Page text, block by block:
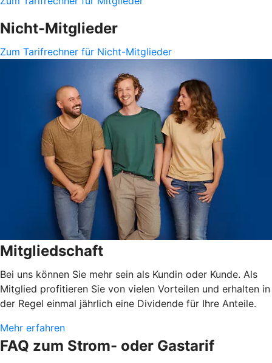
Nicht-Mitglieder
Zum Tarifrechner für Nicht-Mitglieder
Mitgliedschaft
Bei uns können Sie mehr sein als Kundin oder Kunde. Als
Mitglied profitieren Sie von vielen Vorteilen und erhalten in
der Regel einmal jährlich eine Dividende für Ihre Anteile.
Mehr erfahren
FAQ zum Strom- oder Gastarif